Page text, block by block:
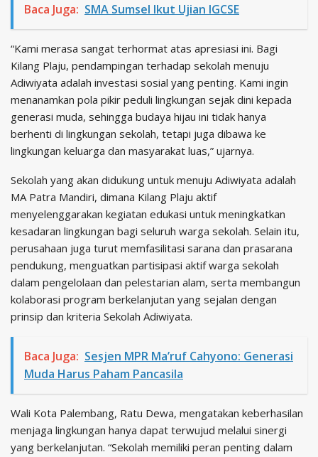
Baca Juga: SMA Sumsel Ikut Ujian IGCSE
“Kami merasa sangat terhormat atas apresiasi ini. Bagi
Kilang Plaju, pendampingan terhadap sekolah menuju
Adiwiyata adalah investasi sosial yang penting. Kami ingin
menanamkan pola pikir peduli lingkungan sejak dini kepada
generasi muda, sehingga budaya hijau ini tidak hanya
berhenti di lingkungan sekolah, tetapi juga dibawa ke
lingkungan keluarga dan masyarakat luas,” ujarnya.
Sekolah yang akan didukung untuk menuju Adiwiyata adalah
MA Patra Mandiri, dimana Kilang Plaju aktif
menyelenggarakan kegiatan edukasi untuk meningkatkan
kesadaran lingkungan bagi seluruh warga sekolah. Selain itu,
perusahaan juga turut memfasilitasi sarana dan prasarana
pendukung, menguatkan partisipasi aktif warga sekolah
dalam pengelolaan dan pelestarian alam, serta membangun
kolaborasi program berkelanjutan yang sejalan dengan
prinsip dan kriteria Sekolah Adiwiyata.
Baca Juga: Sesjen MPR Ma’ruf Cahyono: Generasi
Muda Harus Paham Pancasila
Wali Kota Palembang, Ratu Dewa, mengatakan keberhasilan
menjaga lingkungan hanya dapat terwujud melalui sinergi
yang berkelanjutan. “Sekolah memiliki peran penting dalam